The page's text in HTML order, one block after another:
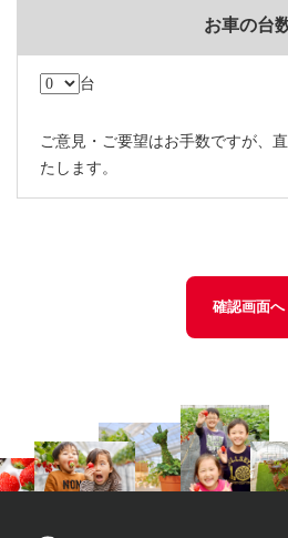
お車の台
台
ご意見・ご要望はお手数ですが、
たします。
確認画面へ